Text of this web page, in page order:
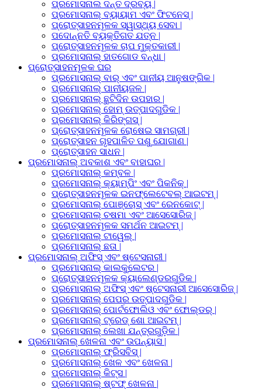
ପ୍ରମୋସନାଲ ଦନ୍ତ ଦ୍ରବ୍ୟ |
ପ୍ରମୋସନାଲ୍ ବ୍ୟାୟାମ ଏବଂ ଫିଟନେସ୍ |
ପ୍ରୋତ୍ସାହନମୂଳକ ସ୍ୱାସ୍ଥ୍ୟ ସେବା |
ପଦୋନ୍ନତି ବ୍ୟକ୍ତିଗତ ଯତ୍ନ |
ପ୍ରୋତ୍ସାହନମୂଳକ ଚାପ ମୁକ୍ତକାରୀ |
ପ୍ରମୋସନାଲ୍ ହାତଗୋଡ ବନ୍ଧା |
ପ୍ରୋତ୍ସାହନମୂଳକ ଘର
ପ୍ରମୋସନାଲ୍ ବାର୍ ଏବଂ ପାନୀୟ ଆନୁଷଙ୍ଗିକ |
ପ୍ରମୋସନାଲ୍ ପାନୀୟଜଳ |
ପ୍ରମୋସନାଲ୍ ଛୁଟିଦିନ ଉପହାର |
ପ୍ରମୋସନାଲ୍ ହୋମ୍ ଉତ୍ପାଦଗୁଡିକ |
ପ୍ରମୋସନାଲ୍ କିରିଙ୍ଗସ୍ |
ପ୍ରୋତ୍ସାହନମୂଳକ ରୋଷେଇ ସାମଗ୍ରୀ |
ପ୍ରୋତ୍ସାହନ ଗୃହପାଳିତ ପଶୁ ଯୋଗାଣ |
ପ୍ରୋତ୍ସାହନ ସାଧନ |
ପ୍ରମୋସନାଲ୍ ଅବକାଶ ଏବଂ ବାହାଘର |
ପ୍ରମୋସନାଲ୍ କମ୍ବଳ |
ପ୍ରମୋସନାଲ୍ କ୍ୟାମ୍ପିଂ ଏବଂ ପିକନିକ୍ |
ପ୍ରୋତ୍ସାହନମୂଳକ ଇନଫ୍ଲେଟେବଲ୍ ଆଇଟମ୍ |
ପ୍ରମୋସନାଲ୍ ପୋଞ୍ଚୋସ୍ ଏବଂ ରେନକୋଟ୍ |
ପ୍ରମୋସନାଲ୍ ଚଷମା ଏବଂ ଆସେସୋରିଜ୍ |
ପ୍ରୋତ୍ସାହନମୂଳକ ସମର୍ଥନ ଆଇଟମ୍ |
ପ୍ରମୋସନାଲ୍ ଟାୱେଲ୍ |
ପ୍ରମୋସନାଲ୍ ଛତା |
ପ୍ରମୋସନାଲ୍ ଅଫିସ୍ ଏବଂ ଷ୍ଟେସନାରୀ |
ପ୍ରମୋସନାଲ୍ କାଲକୁଲେଟର |
ପ୍ରୋତ୍ସାହନମୂଳକ କ୍ୟାଲେଣ୍ଡରଗୁଡିକ |
ପ୍ରମୋସନାଲ୍ ଅଫିସ୍ ଏବଂ ଷ୍ଟେସନାରୀ ଆସେସୋରିଜ୍ |
ପ୍ରମୋସନାଲ୍ ପେପର ଉତ୍ପାଦଗୁଡିକ |
ପ୍ରମୋସନାଲ୍ ପୋର୍ଟଫୋଲିଓ ଏବଂ ଫୋଲ୍ଡର୍ |
ପ୍ରମୋସନାଲ୍ ଟ୍ରେଡ୍ ଶୋ ଆଇଟମ୍ |
ପ୍ରମୋସନାଲ୍ ଲେଖା ଯନ୍ତ୍ରଗୁଡ଼ିକ |
ପ୍ରମୋସନାଲ୍ ଖେଳନା ଏବଂ ଉପନ୍ୟାସ |
ପ୍ରମୋସନାଲ୍ ଫ୍ରିସବିସ୍ |
ପ୍ରମୋସନାଲ୍ ଖେଳ ଏବଂ ଖେଳନା |
ପ୍ରମୋସନାଲ୍ କିଟ୍ସ |
ପ୍ରମୋସନାଲ୍ ଷ୍ଟଫ୍ ଖେଳନା |